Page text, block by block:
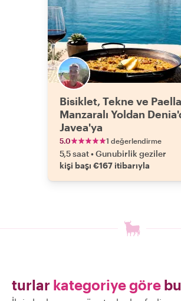
Bisiklet, Tekne ve
Manzaralı Yoldan
Javea'ya
5.0 1 değerlendirme
5,5 saat•Gunubirlik geziler
kişi başı €167 itibarıyla
turlar kategoriye göre